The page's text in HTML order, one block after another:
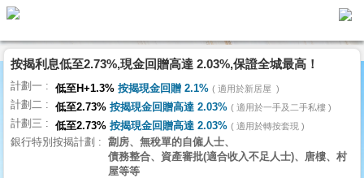
代
理
主
頁
搵
樓/
按揭利息低至2.73%,現金回贈高達 2.03%,保證全城最高！
計劃一 低至H+1.3% 按揭現金回贈 2.1% 適用於新居屋
計劃二 低至2.73% 按揭現金回贈高達 2.03% 適用於一手及二手私樓
計劃三 低至2.73% 按揭現金回贈高達 2.03% 適用於轉按套現
銀行特別按揭計劃
劏房、無稅單的自僱人士、
債務整合、資產審批(適合收入不足人士)、唐樓、村
屋等等